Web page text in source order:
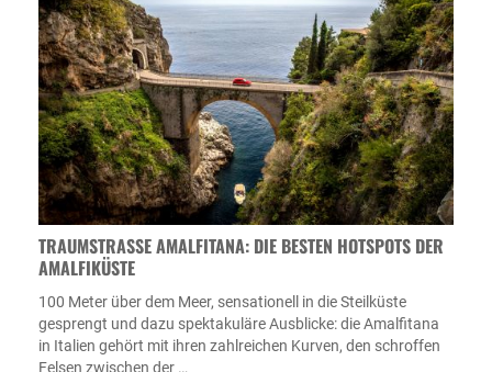
TRAUMSTRASSE AMALFITANA: DIE BESTEN HOTSPOTS DER A
MALFIKÜSTE
100 Meter über dem Meer, sensationell in die Steilküste
gesprengt und dazu spektakuläre Ausblicke: die Amalfitana
in Italien gehört mit ihren zahlreichen Kurven, den schroffen
Felsen zwischen der …